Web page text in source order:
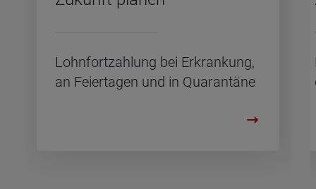
Lohn­fort­zah­lung bei Er­kran­kung,
an Fei­er­ta­gen und in Qua­ran­tä­ne